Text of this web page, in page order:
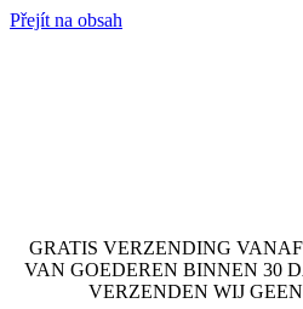
Přejít na obsah
GRATIS VERZENDING
VAN GOEDEREN BINNEN 30
VERZENDEN WIJ